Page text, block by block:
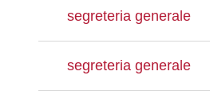
segreteria generale
segreteria generale